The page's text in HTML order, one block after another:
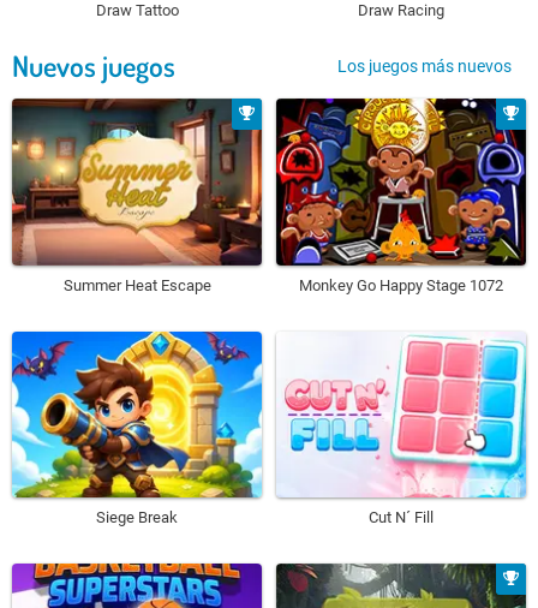
Draw Tattoo Draw Racing
Nuevos juegos Los juegos más nuevos
Summer Heat Escape Monkey Go Happy Stage 1072
Siege Break Cut N´ Fill